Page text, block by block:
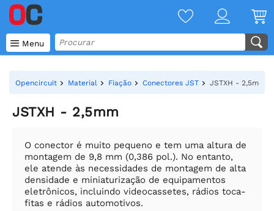
 Menu
Opencircuit Material Fiação Conectores JST JSTXH - 2,5mm
JSTXH - 2,5mm
O conector é muito pequeno e tem uma altura de
montagem de 9,8 mm (0,386 pol.). No entanto,
ele atende às necessidades de montagem de alta
densidade e miniaturização de equipamentos
eletrônicos, incluindo videocassetes, rádios toca-
fitas e rádios automotivos.